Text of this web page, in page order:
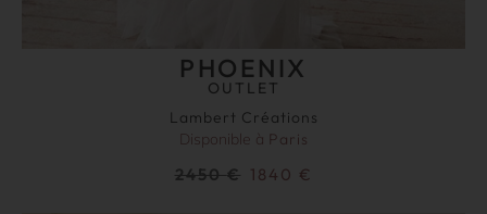
PHOENIX
OUTLET
Lambert Créations
Disponible à Paris
2450€ 1840 €